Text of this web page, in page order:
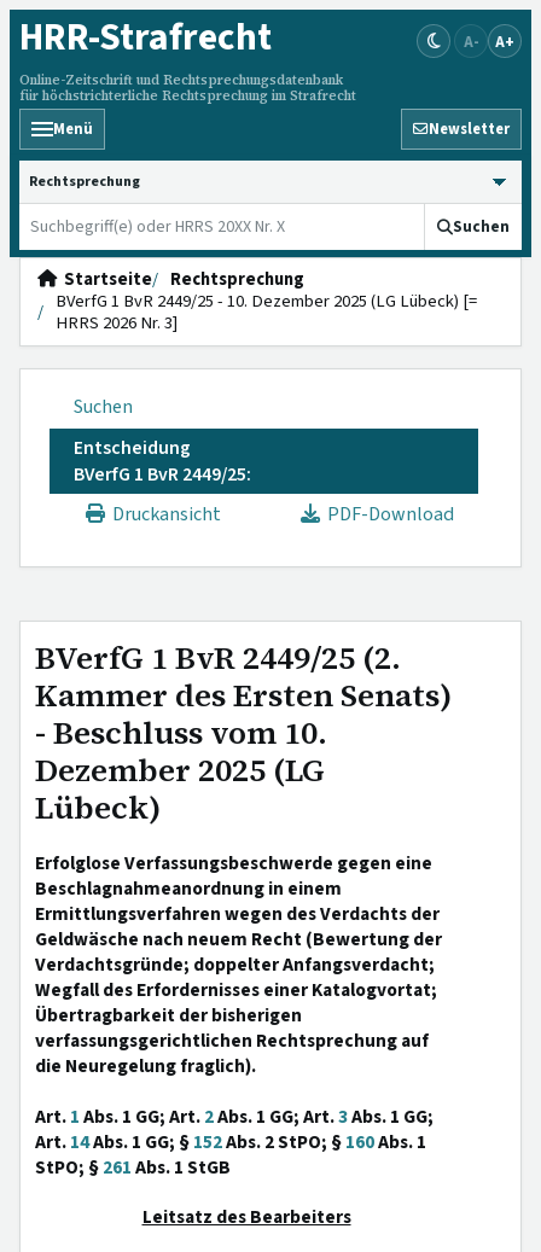
HRR-Strafrecht
Online-Zeitschrift und Rechtsprechungsdatenbank
für höchstrichterliche Rechtsprechung im Strafrecht
A- A+
Menü Newsletter
HRRS durchsuchen
Suchen
Startseite
Rechtsprechung
BVerfG 1 BvR 2449/25 - 10. Dezember 2025 (LG Lübeck) [=
HRRS 2026 Nr. 3]
Suchen
Entscheidung
BVerfG 1 BvR 2449/25:
Druckansicht
PDF-Download
BVerfG 1 BvR 2449/25 (2.
Kammer des Ersten Senats)
- Beschluss vom 10.
Dezember 2025 (LG
Lübeck)
Erfolglose Verfassungsbeschwerde gegen eine
Beschlagnahmeanordnung in einem
Ermittlungsverfahren wegen des Verdachts der
Geldwäsche nach neuem Recht (Bewertung der
Verdachtsgründe; doppelter Anfangsverdacht;
Wegfall des Erfordernisses einer Katalogvortat;
Übertragbarkeit der bisherigen
verfassungsgerichtlichen Rechtsprechung auf
die Neuregelung fraglich).
Art.1Abs. 1 GG; Art.2Abs. 1 GG; Art.3Abs. 1 GG;
Art.14Abs. 1 GG; §152Abs. 2 StPO; §160Abs. 1
StPO; §261Abs. 1 StGB
Leitsatz des Bearbeiters